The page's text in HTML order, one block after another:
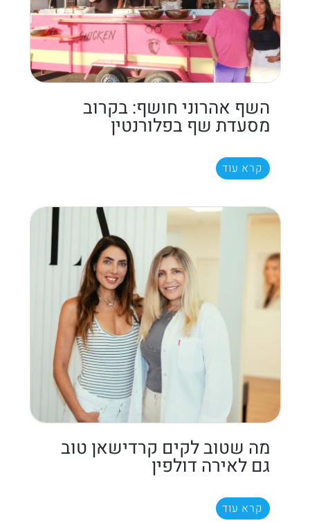
השף אהרוני חושף: בקרוב
מסעדת שף בפלורנטין
קרא עוד
מה שטוב לקים קרדישאן טוב
גם לאירה דולפין
קרא עוד